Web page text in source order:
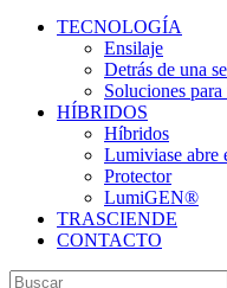
TECNOLOGÍA
Ensilaje
Detrás de una
Soluciones para
HÍBRIDOS
Híbridos
Lumiviase abre
Protector
LumiGEN®
TRASCIENDE
CONTACTO